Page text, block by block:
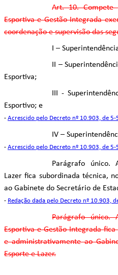
Art. 10. Compete
Esportiva e Gestão Integrada
coordenação e supervisão das
I –
II –
Esportiva;
III -
Esportivo; e
- Acrescido pelo Decreto nº 10.903, de 5-
IV –
- Acrescido pelo Decreto nº 10.903, de 5-
Parágrafo único.
Lazer fica subordinada técnica,
ao Gabinete do Secretário de
- Redação dada pelo Decreto nº 10.903,
Parágrafo único.
Esportiva e Gestão Integrada
e administrativamente ao
Esporte e Lazer.